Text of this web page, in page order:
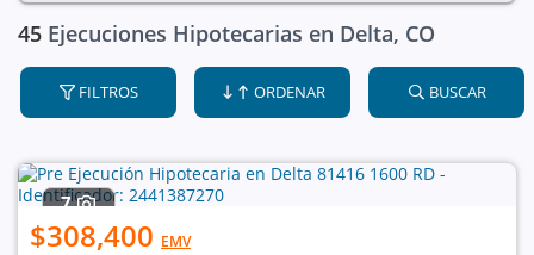
45 Ejecuciones Hipotecarias en Delta, CO
FILTROS ORDENAR BUSCAR
7
$308,400 EMV